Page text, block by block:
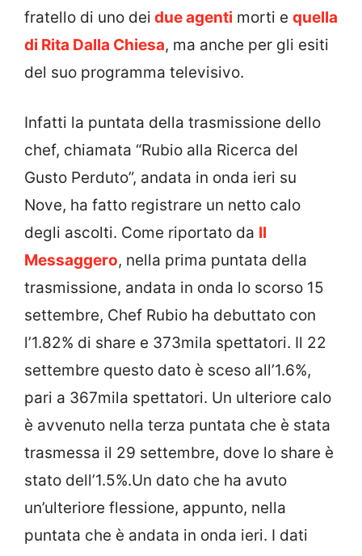
fratello di uno dei due agenti morti e quella
di Rita Dalla Chiesa, ma anche per gli esiti
del suo programma televisivo.
Infatti la puntata della trasmissione dello
chef, chiamata “Rubio alla Ricerca del
Gusto Perduto”, andata in onda ieri su
Nove, ha fatto registrare un netto calo
degli ascolti. Come riportato da Il
Messaggero, nella prima puntata della
trasmissione, andata in onda lo scorso 15
settembre, Chef Rubio ha debuttato con
l’1.82% di share e 373mila spettatori. Il 22
settembre questo dato è sceso all’1.6%,
pari a 367mila spettatori. Un ulteriore calo
è avvenuto nella terza puntata che è stata
trasmessa il 29 settembre, dove lo share è
stato dell’1.5%.Un dato che ha avuto
un’ulteriore flessione, appunto, nella
puntata che è andata in onda ieri. I dati